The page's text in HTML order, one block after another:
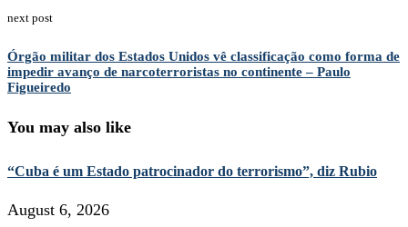
next post
Órgão militar dos Estados Unidos vê classificação como forma de
impedir avanço de narcoterroristas no continente – Paulo
Figueiredo
You may also like
“Cuba é um Estado patrocinador do terrorismo”, diz Rubio
August 6, 2026